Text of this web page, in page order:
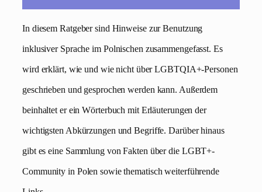
In diesem Ratgeber sind Hinweise zur Benutzung
inklusiver Sprache im Polnischen zusammengefasst. Es
wird erklärt, wie und wie nicht über LGBTQIA+-Personen
geschrieben und gesprochen werden kann. Außerdem
beinhaltet er ein Wörterbuch mit Erläuterungen der
wichtigsten Abkürzungen und Begriffe. Darüber hinaus
gibt es eine Sammlung von Fakten über die LGBT+-
Community in Polen sowie thematisch weiterführende